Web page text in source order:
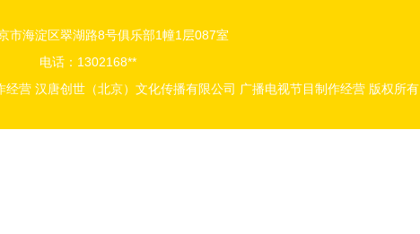
市海淀区翠湖路8号俱乐部1幢1层087室
电话：1302168**
经营 汉唐创世（北京）文化传播有限公司 广播电视节目制作经营版权所有